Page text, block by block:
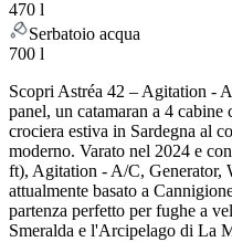
470 l
Serbatoio acqua
700 l
Scopri Astréa 42 – Agitation -
panel, un catamaran a 4
crociera estiva in Sardegna al
moderno. Varato nel 2024 e
ft), Agitation - A/C, Generator,
attualmente basato a
partenza perfetto per fughe a
Smeralda e l'Arcipelago di La